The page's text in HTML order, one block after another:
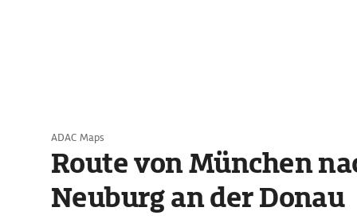
ADAC Maps
Route von München
Neuburg an der Donau